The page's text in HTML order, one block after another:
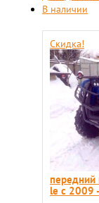
В наличии
Скидка!
​передний
le с 2009